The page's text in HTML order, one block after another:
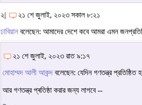
২| ২১ শে জুলাই, ২০২৩ সকাল ৮:২১
ঢাবিয়ান বলেছেন: আমাদের দেশে কবে আমরা এমন
২১ শে জুলাই, ২০২৩ রাত ৯:১৭
মোহাম্মদ আলী আকন্দ বলেছেন: যেদিন গণতন্ত্র প্রতিষ্ঠিত
আর গণতন্ত্র প্ৰতিষ্ঠা করার জন্য লাগবে --